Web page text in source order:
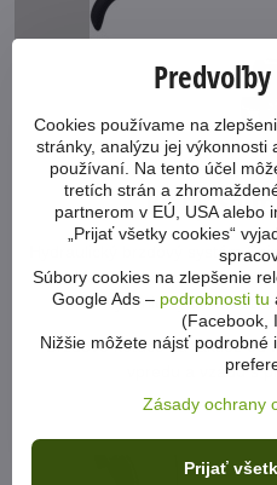
Brzdy
Hydraulický brzdový systém
osvedčený, výkonný a
zvýšenie výkonu v
Brzdové kotúče sú taktiež od
vpredu a vzadu s
Cookies používame na
stránky, analýzu jej
používaní. Na tento účel
tretích strán a
partnerom v EÚ, USA alebo
„Prijať všetky cookies“
Súbory cookies na zlepšenie
Google Ads – podrobnosti tu
(Facebook,
Nižšie môžete nájsť
Zásady ochrany
Prijať